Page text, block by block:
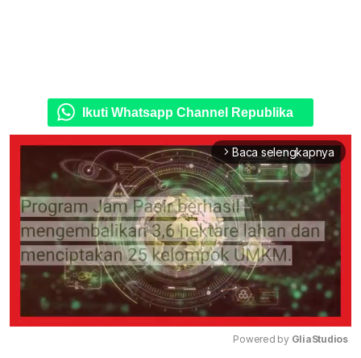
Ikuti Whatsapp Channel Republika
arrow_forward_ios Baca selengkapnya
Powered by GliaStudios